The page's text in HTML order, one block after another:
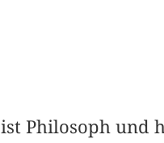
ist Philosoph und